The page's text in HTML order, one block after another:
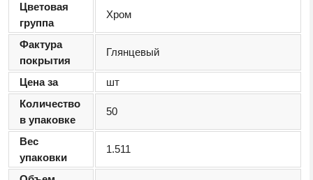
Цветовая
группа
Хром
Фактура
покрытия
Глянцевый
Цена за
шт
Количество
в упаковке
50
Вес
упаковки
1.511